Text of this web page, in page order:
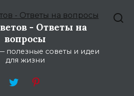
- Ответы на
вопросы
полезные советы и идеи
для жизни